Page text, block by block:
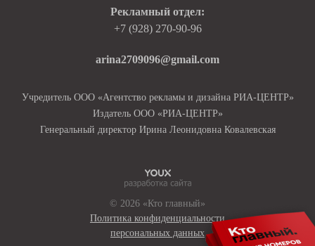
Рекламный отдел:
+7 (928) 270-90-96
arina2709096@gmail.com
Учредитель ООО «Агентство рекламы и дизайна РИА-ЦЕНТР»
Издатель ООО «РИА-ЦЕНТР»
Генеральный директор Ирина Леонидовна Ковалевская
© 2026 «Кто главный»
Политика конфиденциальности
персональных данных